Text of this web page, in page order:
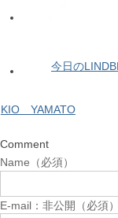
今日の
KIO YAMATO
Comment
Name（必須）
E-mail：非公開（必須）